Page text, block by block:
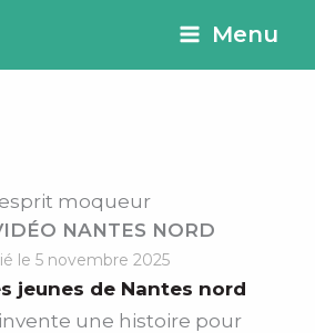
Menu
moqueur
NANTES NORD
le 5 novembre 2025
jeunes de Nantes nord
une histoire pour